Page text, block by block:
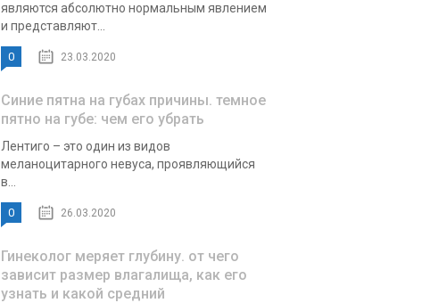
являются абсолютно нормальным явлением
и представляют...
0 23.03.2020
Синие пятна на губах причины. темное
пятно на губе: чем его убрать
Лентиго – это один из видов
меланоцитарного невуса, проявляющийся
в...
0 26.03.2020
Гинеколог меряет глубину. от чего
зависит размер влагалища, как его
узнать и какой средний